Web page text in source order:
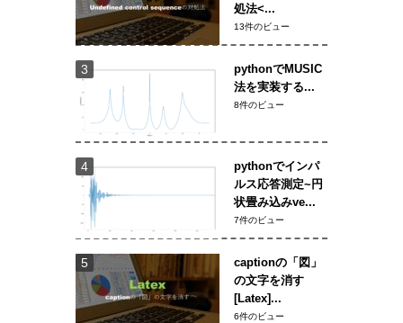
処法<...
13件のビュー
pythonでMUSIC
法を実装する...
8件のビュー
pythonでインパ
ルス応答測定~円
状畳み込みve...
7件のビュー
captionの「図」
の文字を消す
[Latex]...
6件のビュー